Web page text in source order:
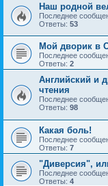
Наш родной
Последнее
Ответы: 53
Мой дворик в
Последнее
Ответы: 2
Английский и
чтения
Последнее
Ответы: 98
Какая боль!
Последнее
Ответы: 7
"Диверсия",
Последнее
Ответы: 4